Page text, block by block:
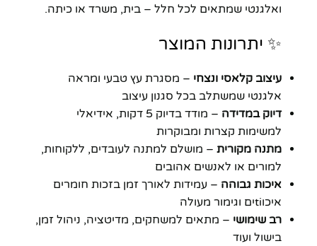
ואלגנטי שמתאים לכל חלל – בית, משרד או כיתה.
✨ יתרונות המוצר
עיצוב קלאסי ונצחי – מסגרת עץ טבעי ומראה
אלגנטי שמשתלב בכל סגנון עיצוב
דיוק במדידה
– מודד בדיוק 5 דקות, אידיאלי
למשימות קצרות ומבוקרות
מתנה מקורית – מושלם למתנה לעובדים, ללקוחות,
למורים או לאנשים אהובים
איכות גבוהה – עמידות לאורך זמן בזכות חומרים
איכוtiים וגימור מעולה
רב שימושי – מתאים למשחקים, מדיטציה, ניהול זמן,
בישול ועוד